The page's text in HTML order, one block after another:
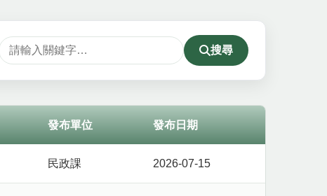
搜尋
發布單位 發布日期
民政課 2026-07-15